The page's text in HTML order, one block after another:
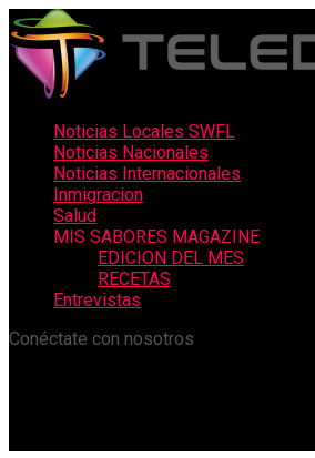
Noticias Locales SWFL
Noticias Nacionales
Noticias Internacionales
Inmigracion
Salud
MIS SABORES MAGAZINE
EDICION DEL MES
RECETAS
Entrevistas
Conéctate con nosotros